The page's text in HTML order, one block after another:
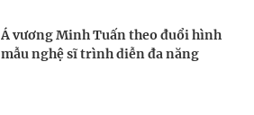
Á vương Minh Tuấn theo đuổi hình
mẫu nghệ sĩ trình diễn đa năng